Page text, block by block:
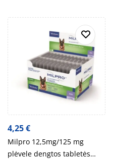
4,25€
Milpro 12,5mg/125 mg
plėvele dengtos tabletės